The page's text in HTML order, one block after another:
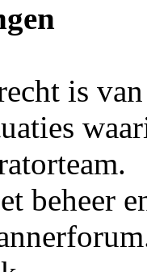
is
beheer